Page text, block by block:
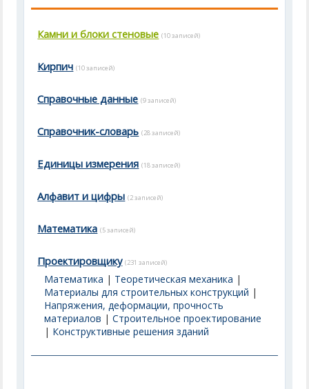
Камни и блоки стеновые (10 записей)
Кирпич (10 записей)
Справочные данные (9 записей)
Справочник-словарь (28 записей)
Единицы измерения (18 записей)
Алфавит и цифры (2 записей)
Математика (5 записей)
Проектировщику (231 записей)
Математика | Теоретическая механика |
Материалы для строительных конструкций |
Напряжения, деформации, прочность
материалов |Строительное проектирование
| Конструктивные решения зданий